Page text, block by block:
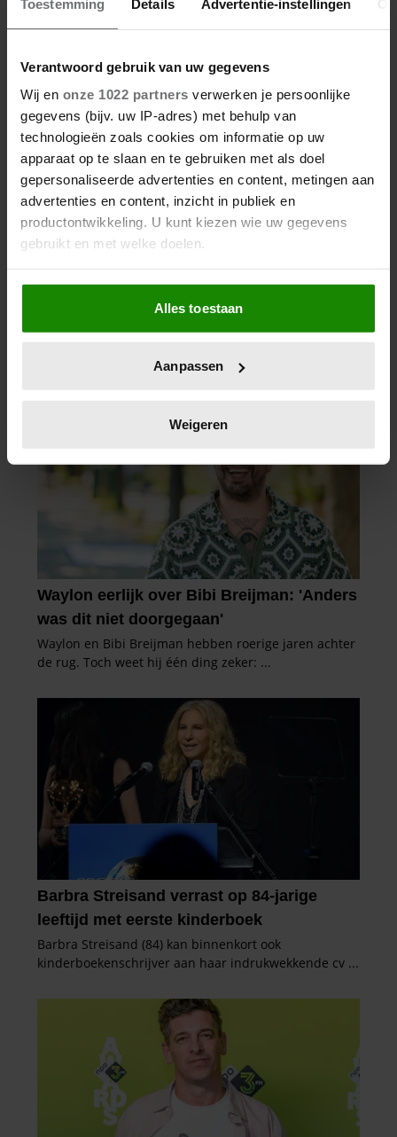
Toestemming Details Advertentie-instellingen
Verantwoord gebruik van uw gegevens
Wij en onze 1022 partners verwerken je persoonlijke
gegevens (bijv. uw IP-adres) met behulp van
technologieën zoals cookies om informatie op uw
apparaat op te slaan en te gebruiken met als doel
gepersonaliseerde advertenties en content, metingen aan
advertenties en content, inzicht in publiek en
productontwikkeling. U kunt kiezen wie uw gegevens
gebruikt en met welke doelen.
Als u het toestaat, willen we ook graag:
Informatie verzamelen over uw geografische
locatie, die tot een paar meter nauwkeurig kan zijn
scannen op specifieke eigenschappen (fingerprinting)
verwerkt en stel uw voorkeuren in het
intrekken in de Cookieverklaring.
We gebruiken cookies om content en advertenties te
personaliseren, om functies voor social media te bieden
en om ons websiteverkeer te analyseren. Ook delen we
informatie over uw gebruik van onze site met onze
partners voor social media, adverteren en analyse. Deze
partners kunnen deze gegevens combineren met andere
informatie die u aan ze heeft verstrekt of die ze hebben
verzameld op basis van uw gebruik van hun services. U
gebruiken.
Alles toestaan
Aanpassen
Weigeren